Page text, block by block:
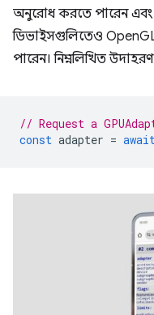
অনুরোধ করতে পারেন এবং
ডিভাইসগুলিতেও
পারেন। নিম্নলিখিত
// Request a
const adapter =